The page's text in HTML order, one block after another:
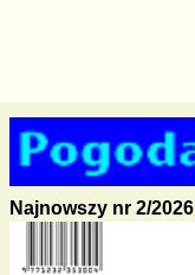
Najnowszy nr 2/2026